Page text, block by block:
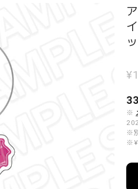
33
※
※